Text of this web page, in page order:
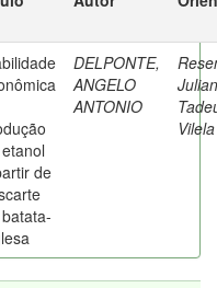
de
DELPONTE,
ANGELO
ANTONIO